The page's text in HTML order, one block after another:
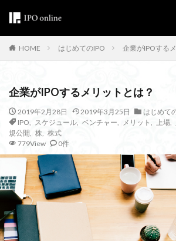
HOME はじめてのIPO 企業がIPOする
企業がIPOするメリットとは？
2019年2月28日 2019年3月25日
はじめて
IPO
スケジュール, ベンチャー メリット 上場,
規公開
株
株式
779View
0件